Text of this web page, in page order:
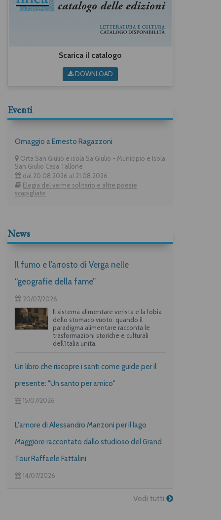
Scarica il catalogo
DOWNLOAD
Eventi
Omaggio a Ernesto Ragazzoni
Orta San Giulio e isola Sa Giulio - Municipio e Isola
San Giulio Casa Tallone
dal 20.08.2026 al 21.08.2026
Elegia del verme solitario e altre poesie
scapigliate
News
Il fumo e l’arrosto di Verga nelle
“geografie della fame”
20/07/2026
Il sistema alimentare verista e la fobia
dello stomaco vuoto: quando il
paradigma alimentare racconta le
trasformazioni storiche e culturali
dell’Italia unita.
Un libro che riscopre i santi come guide per il
presente: "Un santo per amico"
15/07/2026
L'amore di Alessandro Manzoni per il lago
Maggiore raccontato dallo studioso del Grand
Tour Raffaele Fattalini
14/07/2026
Vedi tutti